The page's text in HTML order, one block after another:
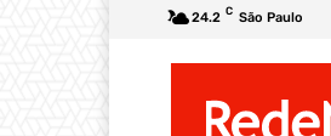
24.2 C São Paulo